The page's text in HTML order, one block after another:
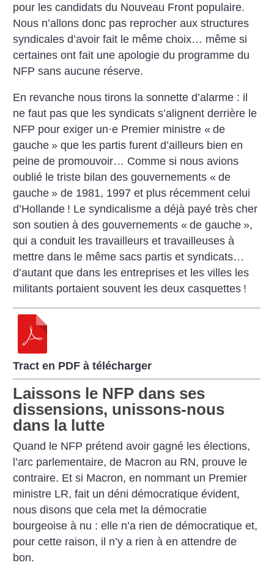
pour les candidats du Nouveau Front populaire.
Nous n’allons donc pas reprocher aux structures
syndicales d’avoir fait le même choix… même si
certaines ont fait une apologie du programme du
NFP sans aucune réserve.
En revanche nous tirons la sonnette d’alarme : il
ne faut pas que les syndicats s’alignent derrière le
NFP pour exiger un·e Premier ministre « de
gauche » que les partis furent d’ailleurs bien en
peine de promouvoir… Comme si nous avions
oublié le triste bilan des gouvernements « de
gauche » de 1981, 1997 et plus récemment celui
d’Hollande ! Le syndicalisme a déjà payé très cher
son soutien à des gouvernements « de gauche »,
qui a conduit les travailleurs et travailleuses à
mettre dans le même sacs partis et syndicats…
d’autant que dans les entreprises et les villes les
militants portaient souvent les deux casquettes !
Tract en PDF à télécharger
Laissons le NFP dans ses
dissensions, unissons-nous
dans la lutte
Quand le NFP prétend avoir gagné les élections,
l’arc parlementaire, de Macron au RN, prouve le
contraire. Et si Macron, en nommant un Premier
ministre LR, fait un déni démocratique évident,
nous disons que cela met la démocratie
bourgeoise à nu : elle n’a rien de démocratique et,
pour cette raison, il n’y a rien à en attendre de
bon.